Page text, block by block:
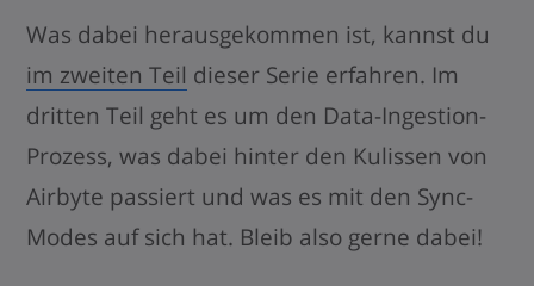
Was dabei herausgekommen ist, kannst du
im zweiten Teil dieser Serie erfahren. Im
dritten Teil geht es um den Data-Ingestion-
Prozess, was dabei hinter den Kulissen von
Airbyte passiert und was es mit den Sync-
Modes auf sich hat. Bleib also gerne dabei!